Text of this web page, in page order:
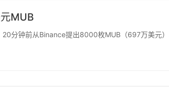
MUB
分钟前从Binance提出8000枚MUB（697万美元）